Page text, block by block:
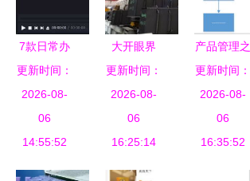
7款日常办
公必备软
件，用了就
再也离不开
了
更新时间：
2026-08-
06
14:55:52
大开眼界
机器人焊装
车间“火力
全开”的软
件引擎
更新时间：
2026-08-
06
16:25:14
产品管理之
道 从小火
龙果到大使
命——浅谈
产品经理的
更新时间：
2026-08-
06
16:35:52